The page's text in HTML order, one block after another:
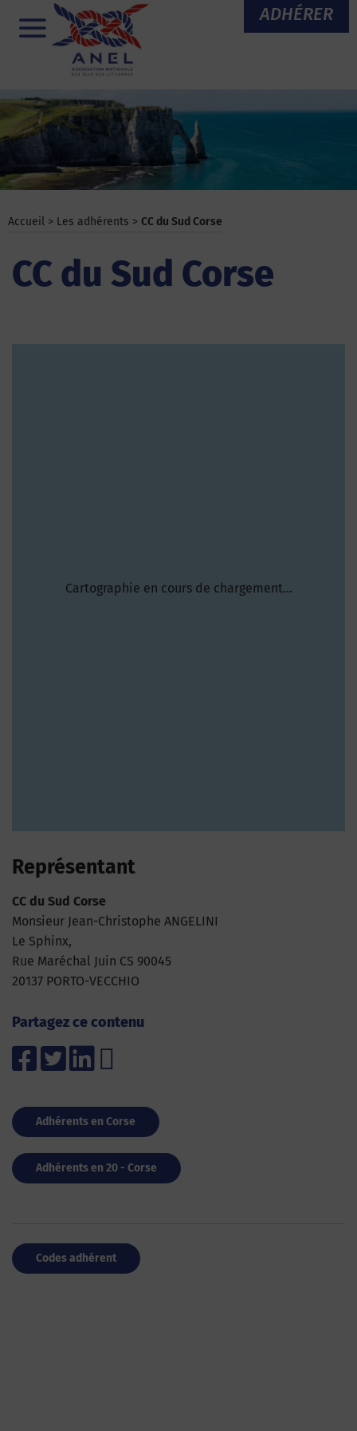
ADHÉRER
Menu
Accueil > Les adhérents > CC du Sud Corse
CC du Sud Corse
Cartographie en cours de chargement...
Représentant
CC du Sud Corse
Monsieur Jean-Christophe ANGELINI
Le Sphinx,
Rue Maréchal Juin CS 90045
20137 PORTO-VECCHIO
Partagez ce contenu
Adhérents en Corse
Adhérents en 20 - Corse
Codes adhérent